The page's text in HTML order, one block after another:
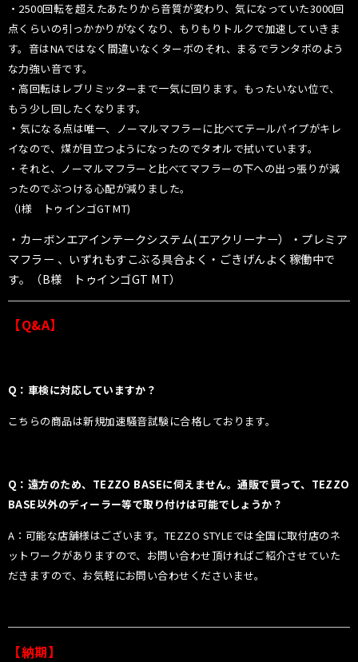
・2500回転を超えたあたりから音質が変わり、気になっていた3000回
点くらいの引っかかりがなくなり、もりもりトルクで加速していきま
す。音はNAではなく間違いなくターボのそれ、まるでランタボのよう
な力強い音です。
・高回転はレブリミッターまで一気に回ります。もったいない位で、
もう少し回したくなります。
・ 気になる点は唯一、ノーマルマフラーに比べてテールパイプがキレ
イなので、煤が目立つようになったのでタオルで拭いています。
・それと、ノーマルマフラーと比べてマフラーの下への出っ張りが減
ったのでぶつける心配が減りました。
（I様 トゥインゴGT MT)
・カーボンエアインテークシステム(エアクリーナー）・プレミア
マフラー 、いずれもすこぶる具合よく・ごきげんよく稼働中で
す。（B様
トゥインゴGT MT）
【Q&A】
Q：車検に対応していますか？
こちらの商品は新規加速騒音試験に合格しております。
Q：遠方のため、TEZZO BASEに伺えません。通販で買って、TEZZO
BASE以外のディーラー等で取り付けは可能でしょうか？
A：可能な店舗様はございます。TEZZO STYLEでは全国に取付店のネ
ットワークがありますので、お問い合わせ頂ければご紹介させていた
だきますので、お気軽にお問い合わせくださいませ。
【納期】